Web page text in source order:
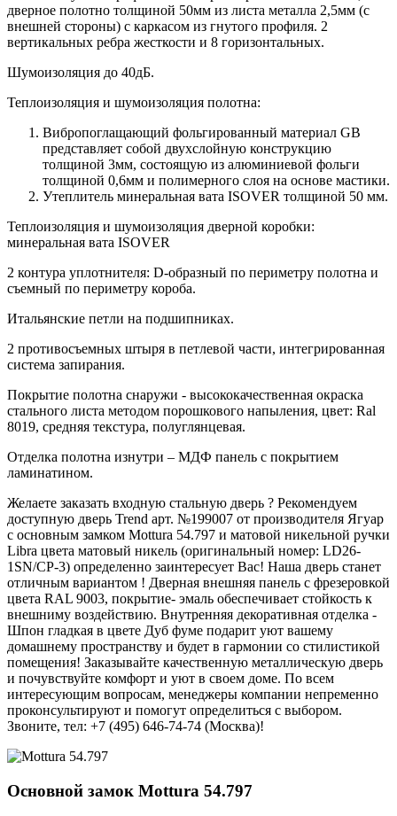
дверное полотно толщиной 50мм из листа металла 2,5мм (с
внешней стороны) c каркасом из гнутого профиля. 2
вертикальных ребра жесткости и 8 горизонтальных.
Шумоизоляция до 40дБ.
Теплоизоляция и шумоизоляция полотна:
Вибропоглащающий фольгированный материал GB
представляет собой двухслойную конструкцию
толщиной 3мм, состоящую из алюминиевой фольги
толщиной 0,6мм и полимерного слоя на основе мастики.
Утеплитель минеральная вата ISOVER толщиной 50 мм.
Теплоизоляция и шумоизоляция дверной коробки:
минеральная вата ISOVER
2 контура уплотнителя: D-образный по периметру полотна и
съемный по периметру короба.
Итальянские петли на подшипниках.
2 противосъемных штыря в петлевой части, интегрированная
система запирания.
Покрытие полотна снаружи - высококачественная окраска
стального листа методом порошкового напыления, цвет: Ral
8019, средняя текстура, полуглянцевая.
Отделка полотна изнутри – МДФ панель с покрытием
ламинатином.
Желаете заказать входную стальную дверь ? Рекомендуем
доступную дверь Trend арт. №199007 от производителя Ягуар
с основным замком Mottura 54.797 и матовой никельной ручки
Libra цвета матовый никель (оригинальный номер: LD26-
1SN/CP-3) определенно заинтересует Вас! Наша дверь станет
отличным вариантом ! Дверная внешняя панель с фрезеровкой
цвета RAL 9003, покрытие- эмаль обеспечивает стойкость к
внешниму воздействию. Внутренняя декоративная отделка -
Шпон гладкая в цвете Дуб фуме подарит уют вашему
домашнему пространству и будет в гармонии со стилистикой
помещения! Заказывайте качественную металлическую дверь
и почувствуйте комфорт и уют в своем доме. По всем
интересующим вопросам, менеджеры компании непременно
проконсультируют и помогут определиться с выбором.
Звоните, тел: +7 (495) 646-74-74 (Москва)!
Основной замок Mottura 54.797